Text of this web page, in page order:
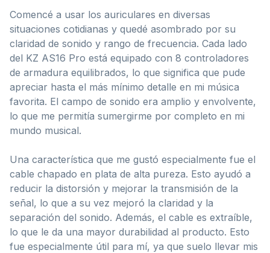
Comencé a usar los auriculares en diversas
situaciones cotidianas y quedé asombrado por su
claridad de sonido y rango de frecuencia. Cada lado
del KZ AS16 Pro está equipado con 8 controladores
de armadura equilibrados, lo que significa que pude
apreciar hasta el más mínimo detalle en mi música
favorita. El campo de sonido era amplio y envolvente,
lo que me permitía sumergirme por completo en mi
mundo musical.
Una característica que me gustó especialmente fue el
cable chapado en plata de alta pureza. Esto ayudó a
reducir la distorsión y mejorar la transmisión de la
señal, lo que a su vez mejoró la claridad y la
separación del sonido. Además, el cable es extraíble,
lo que le da una mayor durabilidad al producto. Esto
fue especialmente útil para mí, ya que suelo llevar mis